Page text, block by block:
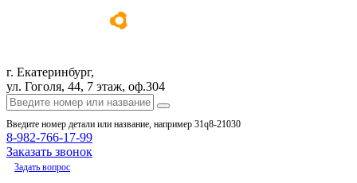
г. Екатеринбург,
ул. Гоголя, 44, 7 этаж, оф.304
Введите номер детали или название, например 31q8-21030
8-982-766-17-99
Заказать звонок
Задать вопрос